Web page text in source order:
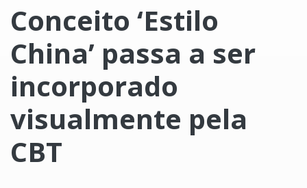
Conceito ‘Estilo
China’ passa a ser
incorporado
visualmente pela
CBT